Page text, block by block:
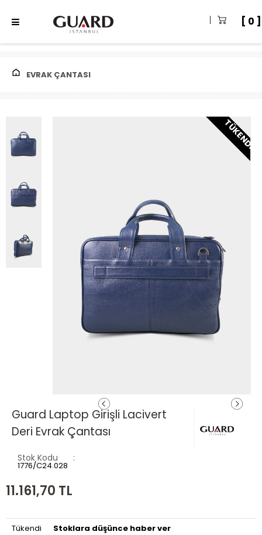
0
EVRAK ÇANTASI
TÜKENDI
Guard Laptop Girişli Lacivert
Deri Evrak Çantası
Stok Kodu
1776/C24.028
11.161,70 TL
Tükendi Stoklara düşünce haber ver